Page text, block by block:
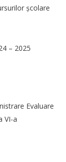
școlare
– 2025
Evaluare
VI-a